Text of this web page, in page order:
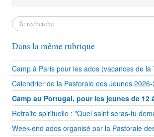
Dans la même rubrique
Camp à Paris pour les ados (vacances de la
Calendrier de la Pastorale des Jeunes
Camp au Portugal, pour les jeunes de 12
Retraite spirituelle : "Quel saint seras-tu
Week-end ados organisé par la Pastorale